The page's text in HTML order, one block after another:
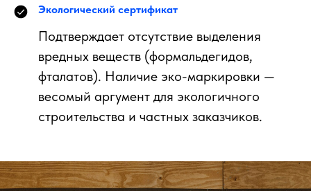
Экологический сертификат
Подтверждает отсутствие выделения
вредных веществ (формальдегидов,
фталатов). Наличие эко-маркировки —
весомый аргумент для экологичного
строительства и частных заказчиков.